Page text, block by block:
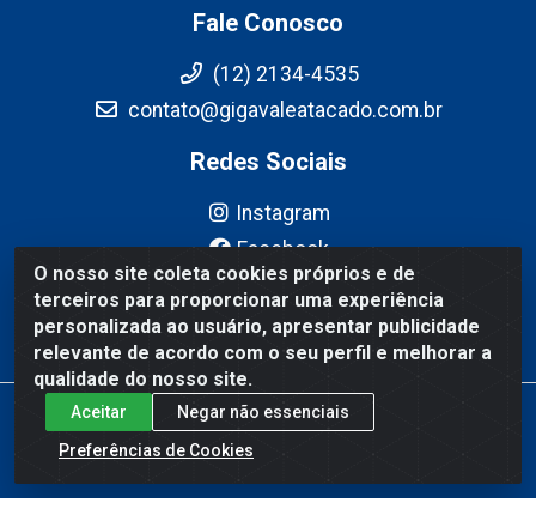
O nosso site coleta cookies próprios e de
terceiros para proporcionar uma experiência
personalizada ao usuário, apresentar publicidade
relevante de acordo com o seu perfil e melhorar a
qualidade do nosso site.
Aceitar
Negar não essenciais
Preferências de Cookies
Fale Conosco
(12) 2134-4535
contato@gigavaleatacado.com.br
Redes Sociais
Instagram
Facebook
YouTube
Linkedin
Gigavale Atacado - Av. Pedro Friggi, 451 - Vista Verde, São José
dos Campos/SP - CEP 12223-430 - CNPJ 08.978.600/0004-83